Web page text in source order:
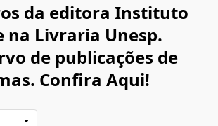
da editora Instituto
na Livraria Unesp.
de publicações de
Confira Aqui!